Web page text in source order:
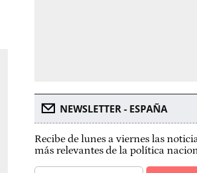
NEWSLETTER - ESPAÑA
Recibe de lunes a viernes las
más relevantes de la política